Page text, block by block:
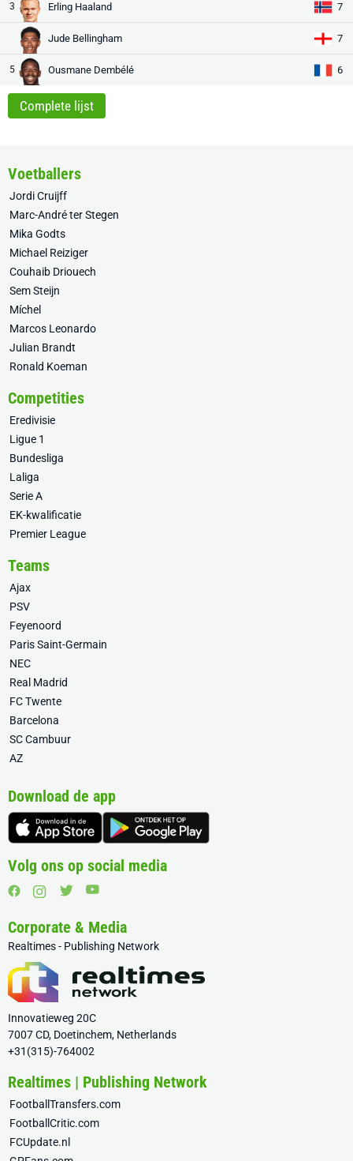
3 Erling Haaland 7
Jude Bellingham 7
5 Ousmane Dembélé 6
Complete lijst
Voetballers
Jordi Cruijff
Marc-André ter Stegen
Mika Godts
Michael Reiziger
Couhaib Driouech
Sem Steijn
Míchel
Marcos Leonardo
Julian Brandt
Ronald Koeman
Competities
Eredivisie
Ligue 1
Bundesliga
Laliga
Serie A
EK-kwalificatie
Premier League
Teams
Ajax
PSV
Feyenoord
Paris Saint-Germain
NEC
Real Madrid
FC Twente
Barcelona
SC Cambuur
AZ
Download de app
Volg ons op social media
Corporate & Media
Realtimes - Publishing Network
Innovatieweg 20C
7007 CD, Doetinchem, Netherlands
+31(315)-764002
Realtimes | Publishing Network
FootballTransfers.com
FootballCritic.com
FCUpdate.nl